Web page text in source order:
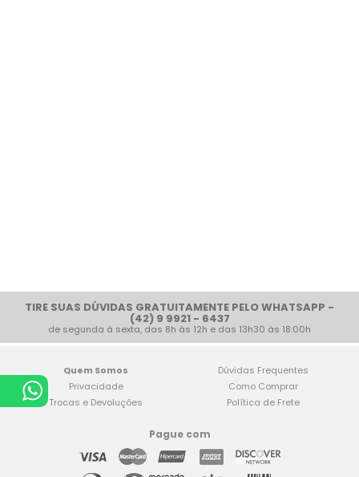
TIRE SUAS DÚVIDAS GRATUITAMENTE PELO WHATSAPP -
(42) 9 9921 - 6437
de segunda à sexta, das 8h às 12h e das 13h30 às 18:00h
Quem Somos
Privacidade
Trocas e Devoluções
Dúvidas Frequentes
Como Comprar
Política de Frete
Pague com